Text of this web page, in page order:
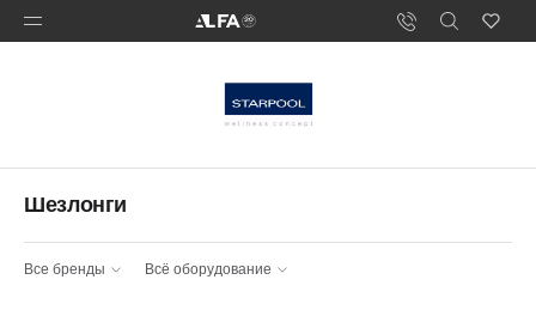
Шезлонги
Все бренды Всё оборудование